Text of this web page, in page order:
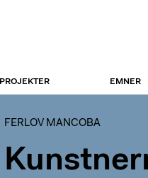
PROJEKTER EMNER
FERLOV MANCOBA